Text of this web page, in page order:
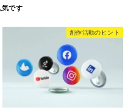
創作活動のヒント